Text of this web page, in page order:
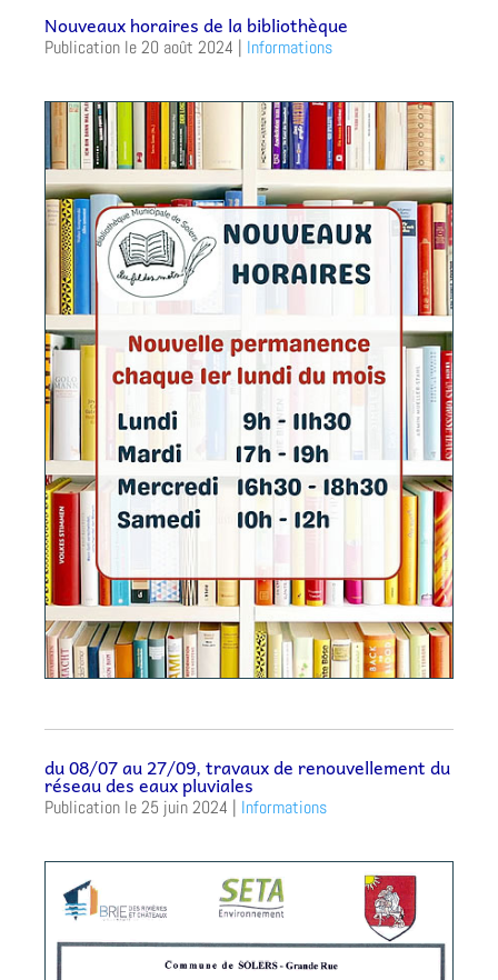
Nouveaux horaires de la bibliothèque
20 août 2024 | Informations
du 08/07 au 27/09, travaux de renouvellement du
réseau des eaux pluviales
25 juin 2024 | Informations